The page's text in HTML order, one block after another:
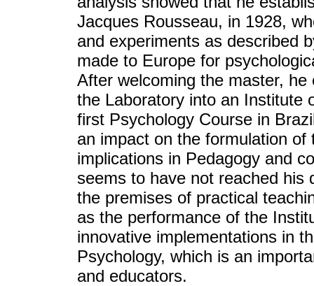
Jacques Rousseau, in 1928,
and experiments as described
made to Europe for
After welcoming the master,
the Laboratory into an Institute
first Psychology Course in
an impact on the formulation
implications in Pedagogy and
seems to have not reached his
the premises of practical
as the performance of the
innovative implementations in
Psychology, which is an
and educators.